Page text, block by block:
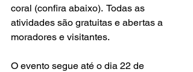
coral (confira abaixo).  Todas as
atividades são gratuitas e abertas a
moradores e visitantes.
O evento segue até o dia 22 de